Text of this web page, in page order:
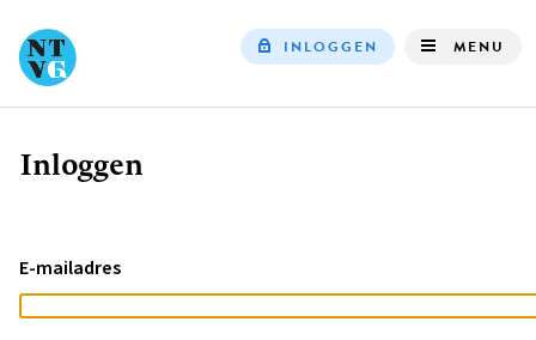
INLOGGEN MENU
Kruimelpad
Inloggen
E-mailadres